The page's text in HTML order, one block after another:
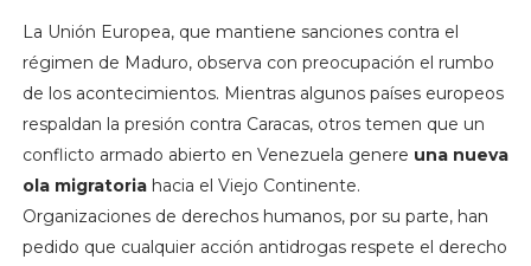
La Unión Europea, que mantiene sanciones contra el
régimen de Maduro, observa con preocupación el rumbo
de los acontecimientos. Mientras algunos países europeos
respaldan la presión contra Caracas, otros temen que un
conflicto armado abierto en Venezuela genere una nueva
ola migratoriahacia el Viejo Continente.
Organizaciones de derechos humanos, por su parte, han
pedido que cualquier acción antidrogas respete el derecho